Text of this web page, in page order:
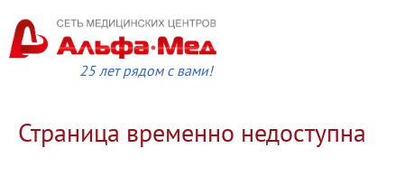
25 лет рядом с вами!
Страница временно недоступна